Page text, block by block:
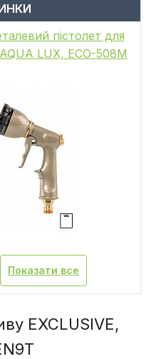
пістолет для
LUX, ECO-508M
Показати все
EXCLUSIVE,